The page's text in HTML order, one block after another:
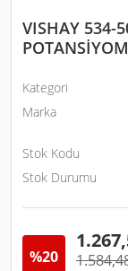
VISHAY 534-
Kategori
Marka
Stok Kodu
Stok Durumu
%20